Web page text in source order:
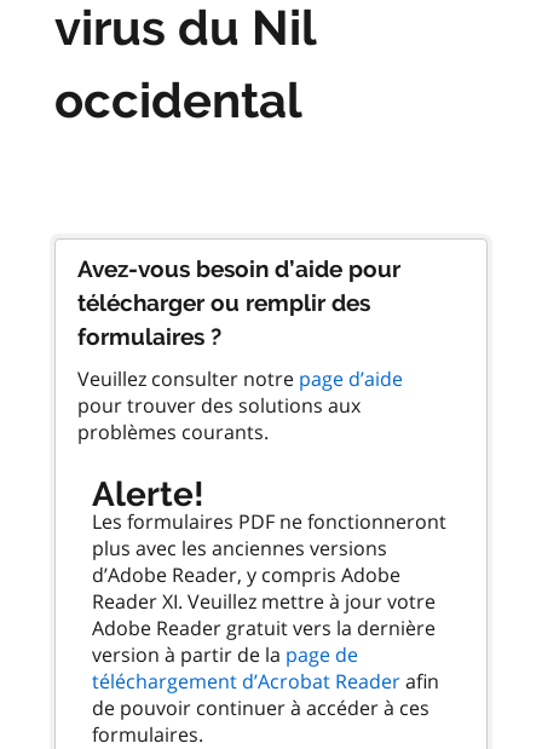
virus du Nil
occidental
Avez-vous besoin d’aide pour
télécharger ou remplir des
formulaires ?
Veuillez consulter notre page d’aide
pour trouver des solutions aux
problèmes courants.
Alerte!
Les formulaires PDF ne fonctionneront
plus avec les anciennes versions
d’Adobe Reader, y compris Adobe
Reader XI. Veuillez mettre à jour votre
Adobe Reader gratuit vers la dernière
version à partir de la page de
téléchargement d’Acrobat Readerafin
de pouvoir continuer à accéder à ces
formulaires.